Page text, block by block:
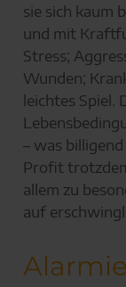
sie sich kaum
und mit
Stress;
Wunden;
leichtes Spiel.
– was
Profit
allem zu
auf